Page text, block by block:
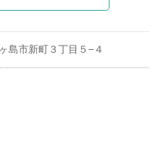
島市新町３丁目５−４